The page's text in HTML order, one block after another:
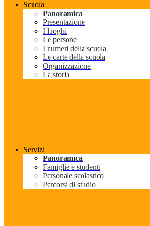
Scuola
Panoramica
Presentazione
I luoghi
Le persone
I numeri della scuola
Le carte della scuola
Organizzazione
La storia
Servizi
Panoramica
Famiglie e studenti
Personale scolastico
Percorsi di studio